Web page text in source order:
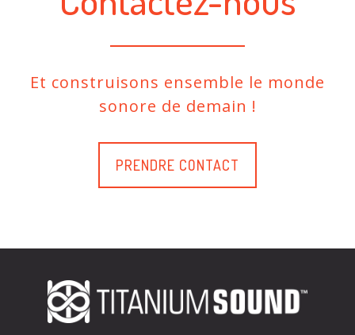
Et construisons ensemble le monde
sonore de demain !
PRENDRE CONTACT